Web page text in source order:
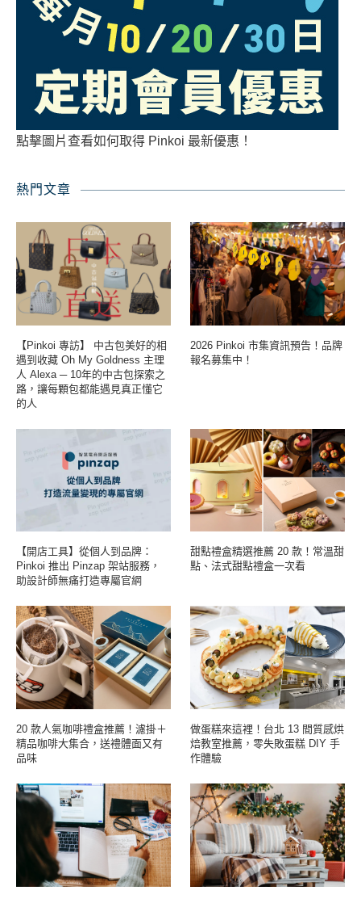
點擊圖片查看如何取得 Pinkoi 最新優惠！
熱門文章
【Pinkoi 專訪】 中古包美好的相
遇到收藏 Oh My Goldness 主理
人 Alexa ─ 10年的中古包探索之
路，讓每顆包都能遇見真正懂它
的人
2026 Pinkoi 市集資訊預告！品牌
報名募集中！
【開店工具】從個人到品牌：
Pinkoi 推出 Pinzap 架站服務，
助設計師無痛打造專屬官網
甜點禮盒精選推薦 20 款！常溫甜
點、法式甜點禮盒一次看
20 款人氣咖啡禮盒推薦！濾掛＋
精品咖啡大集合，送禮體面又有
品味
做蛋糕來這裡！台北 13 間質感烘
焙教室推薦，零失敗蛋糕 DIY 手
作體驗